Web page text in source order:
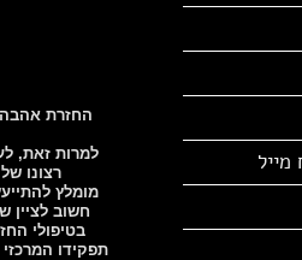
החזרת אהבה
למרות זאת,
רצונו
מומלץ
חשוב לציין
בטיפולי
תפקידו